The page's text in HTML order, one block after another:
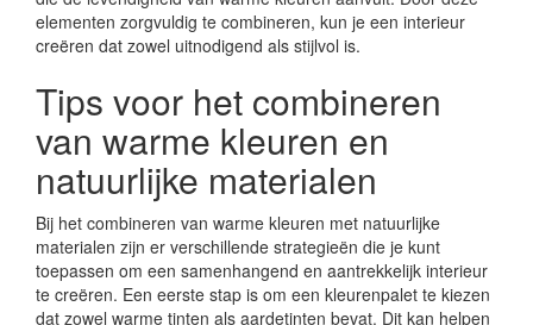
elementen zorgvuldig te combineren, kun je een interieur
creëren dat zowel uitnodigend als stijlvol is.
Tips voor het combineren
van warme kleuren en
natuurlijke materialen
Bij het combineren van warme kleuren met natuurlijke
materialen zijn er verschillende strategieën die je kunt
toepassen om een samenhangend en aantrekkelijk interieur
te creëren. Een eerste stap is om een kleurenpalet te kiezen
dat zowel warme tinten als aardetinten bevat. Dit kan helpen